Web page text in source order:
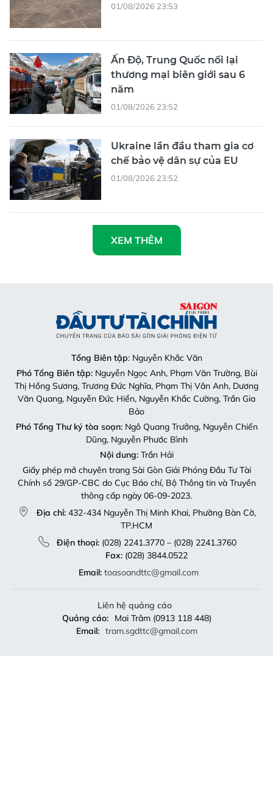
01/08/2026 23:53
Ấn Độ, Trung Quốc nối lại
thương mại biên giới sau 6
năm
01/08/2026 23:52
Ukraine lần đầu tham gia cơ
chế bảo vệ dân sự của EU
01/08/2026 23:52
XEM THÊM
Tổng Biên tập: Nguyễn Khắc Văn
Phó Tổng Biên tập:Nguyễn Ngọc Anh, Phạm Văn Trường, Bùi
Thị Hồng Sương, Trương Đức Nghĩa, Phạm Thị Vân Anh, Dương
Văn Quang, Nguyễn Đức Hiển, Nguyễn Khắc Cường, Trần Gia
Bảo
Phó Tổng Thư ký tòa soạn:Ngô Quang Trưởng, Nguyễn Chiến
Dũng, Nguyễn Phước Bình
Nội dung:Trần Hải
Giấy phép mở chuyên trang Sài Gòn Giải Phóng Đầu Tư Tài
Chính số 29/GP-CBC do Cục Báo chí, Bộ Thông tin và Truyền
thông cấp ngày 06-09-2023.
Địa chỉ: 432-434 Nguyễn Thị Minh Khai, Phường Bàn Cờ,
TP.HCM
Điện thoại:(028) 2241.3770 – (028) 2241.3760
Fax:(028) 3844.0522
Email: toasoandttc@gmail.com
Liên hệ quảng cáo
Quảng cáo:
Mai Trâm (0913 118 448)
Email: tram.sgdttc@gmail.com